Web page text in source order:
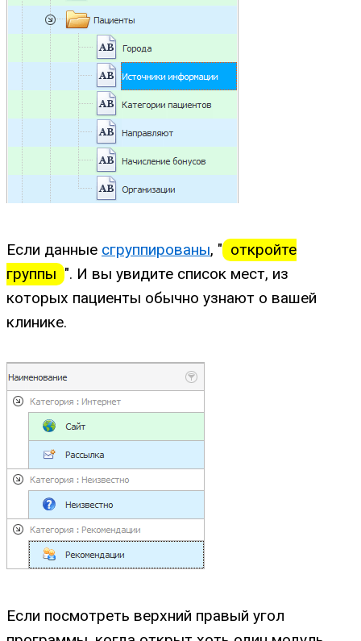
Если данные сгруппированы, " откройте
группы ". И вы увидите список мест, из
которых пациенты обычно узнают о вашей
клинике.
Если посмотреть верхний правый угол